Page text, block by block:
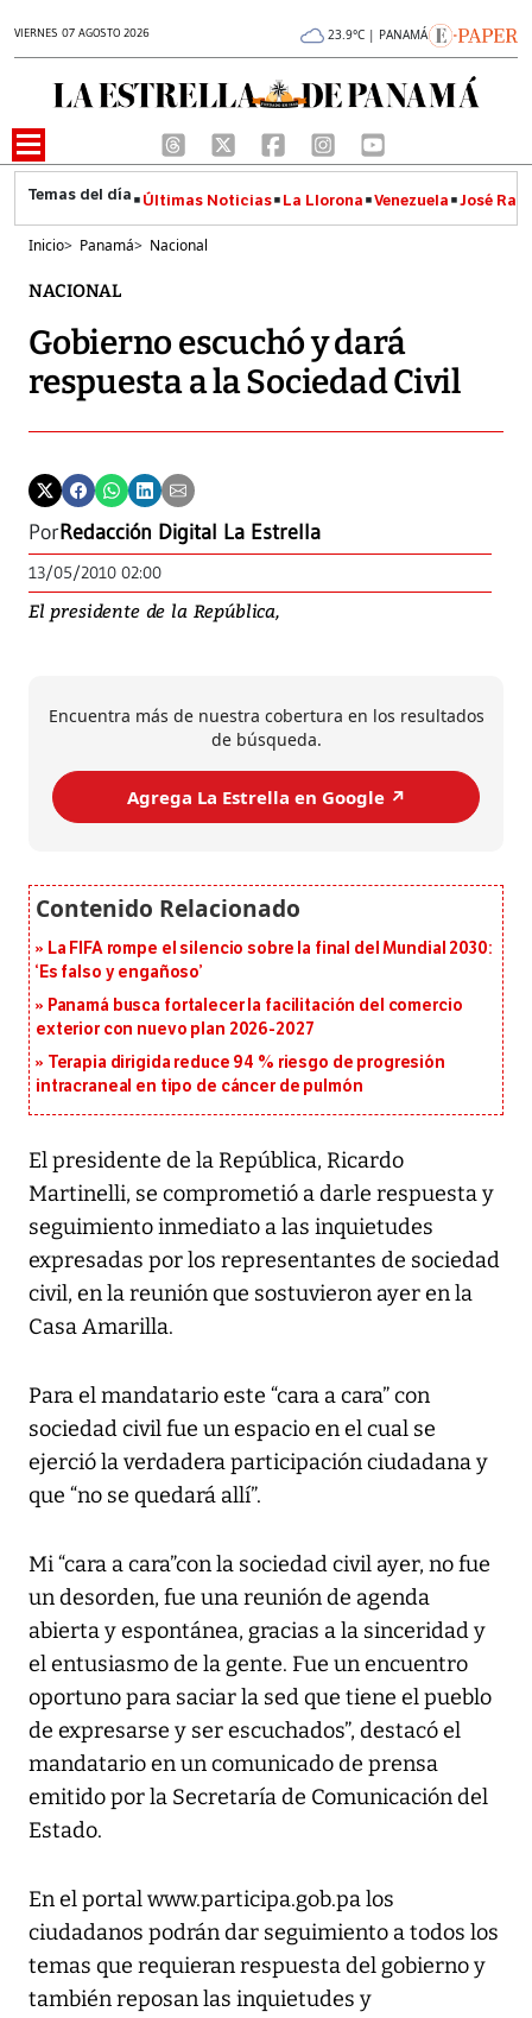
VIERNES 07 AGOSTO 2026 23.9°C | PANAMÁ
Últimas Noticias La Llorona Venezuela José
Inicio> Panamá> Nacional
NACIONAL
Gobierno escuchó y dará
respuesta a la Sociedad Civil
PorRedacción Digital La Estrella
13/05/2010 02:00
El presidente de la República,
Encuentra más de nuestra cobertura en los resultados
de búsqueda.
Agrega La Estrella en Google ↗️
La FIFA rompe el silencio sobre la final del Mundial 2030:
‘Es falso y engañoso’
Panamá busca fortalecer la facilitación del comercio
exterior con nuevo plan 2026-2027
Terapia dirigida reduce 94 % riesgo de progresión
intracraneal en tipo de cáncer de pulmón
El presidente de la República, Ricardo
Martinelli, se comprometió a darle respuesta y
seguimiento inmediato a las inquietudes
expresadas por los representantes de sociedad
civil, en la reunión que sostuvieron ayer en la
Casa Amarilla.
Para el mandatario este “cara a cara” con
sociedad civil fue un espacio en el cual se
ejerció la verdadera participación ciudadana y
que “no se quedará allí”.
Mi “cara a cara”con la sociedad civil ayer, no fue
un desorden, fue una reunión de agenda
abierta y espontánea, gracias a la sinceridad y
el entusiasmo de la gente. Fue un encuentro
oportuno para saciar la sed que tiene el pueblo
de expresarse y ser escuchados”, destacó el
mandatario en un comunicado de prensa
emitido por la Secretaría de Comunicación del
Estado.
En el portal www.participa.gob.pa los
ciudadanos podrán dar seguimiento a todos los
temas que requieran respuesta del gobierno y
también reposan las inquietudes y